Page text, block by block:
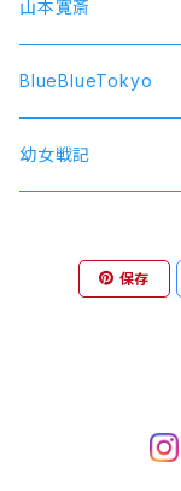
SolidS
Growth
QUELL
山本寛斎
BlueBlueTokyo
幼女戦記
保存